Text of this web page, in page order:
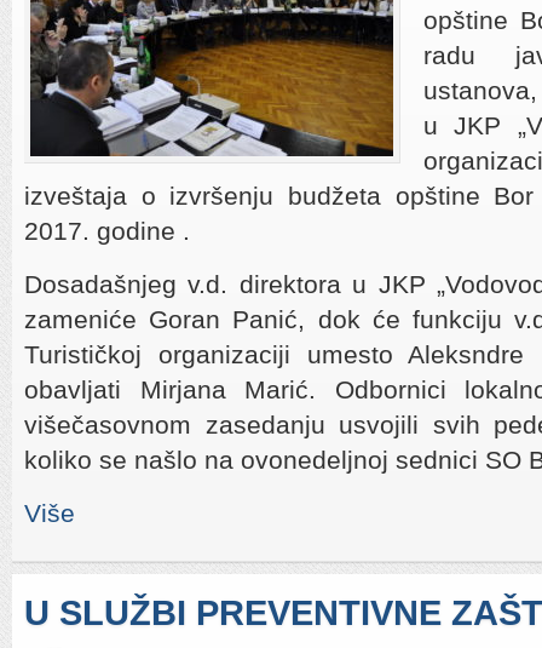
opštine
radu
u JKP
izveštaja o izvršenju budžeta opštine
2017. godine .
Dosadašnjeg v.d. direktora u JKP
zameniće Goran Panić, dok će funkciju
Turističkoj organizaciji umesto Aleksndre
obavljati Mirjana Marić. Odbornici
višečasovnom zasedanju usvojili svih
koliko se našlo na ovonedeljnoj sednici SO
Više
U SLUŽBI PREVENTIVNE